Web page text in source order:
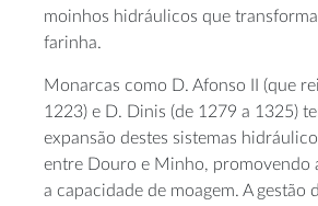
moinhos hidráulicos que
farinha.
Monarcas como D. Afonso II (que
1223) e D. Dinis (de 1279 a 1325)
expansão destes sistemas
entre Douro e Minho, promovendo
a capacidade de moagem. A gestão